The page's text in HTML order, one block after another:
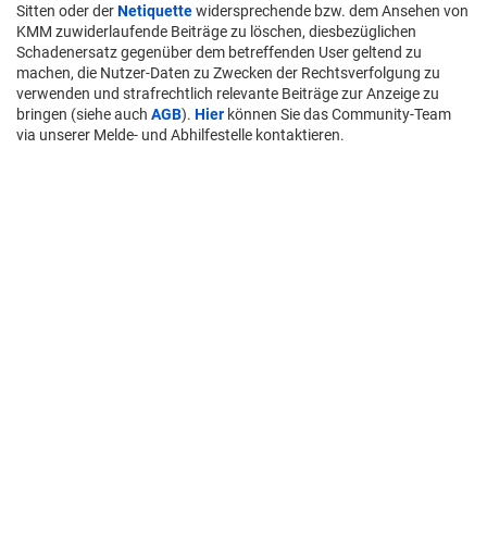
Sitten oder derNetiquettewidersprechende bzw. dem Ansehen von
KMM zuwiderlaufende Beiträge zu löschen, diesbezüglichen
Schadenersatz gegenüber dem betreffenden User geltend zu
machen, die Nutzer-Daten zu Zwecken der Rechtsverfolgung zu
verwenden und strafrechtlich relevante Beiträge zur Anzeige zu
bringen (siehe auch AGB). Hier können Sie das Community-Team
via unserer Melde- und Abhilfestelle kontaktieren.